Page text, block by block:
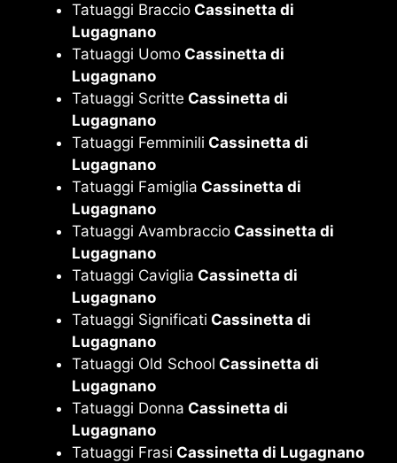
Tatuaggi Braccio Cassinetta di
Lugagnano
Tatuaggi Uomo Cassinetta di
Lugagnano
Tatuaggi Scritte Cassinetta di
Lugagnano
Tatuaggi Femminili Cassinetta di
Lugagnano
Tatuaggi Famiglia Cassinetta di
Lugagnano
Tatuaggi Avambraccio Cassinetta di
Lugagnano
Tatuaggi Caviglia Cassinetta di
Lugagnano
Tatuaggi Significati Cassinetta di
Lugagnano
Tatuaggi Old School Cassinetta di
Lugagnano
Tatuaggi Donna Cassinetta di
Lugagnano
Tatuaggi Frasi Cassinetta di Lugagnano